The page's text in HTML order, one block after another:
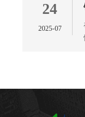
24
2025-07